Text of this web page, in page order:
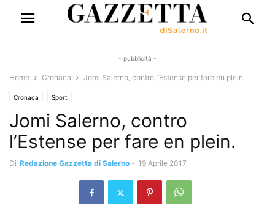
- pubblicità -
Home Cronaca Jomi Salerno, contro l’Estense per fare en plein.
Cronaca Sport
Jomi Salerno, contro
l’Estense per fare en plein.
Di Redazione Gazzetta di Salerno - 19 Aprile 2017